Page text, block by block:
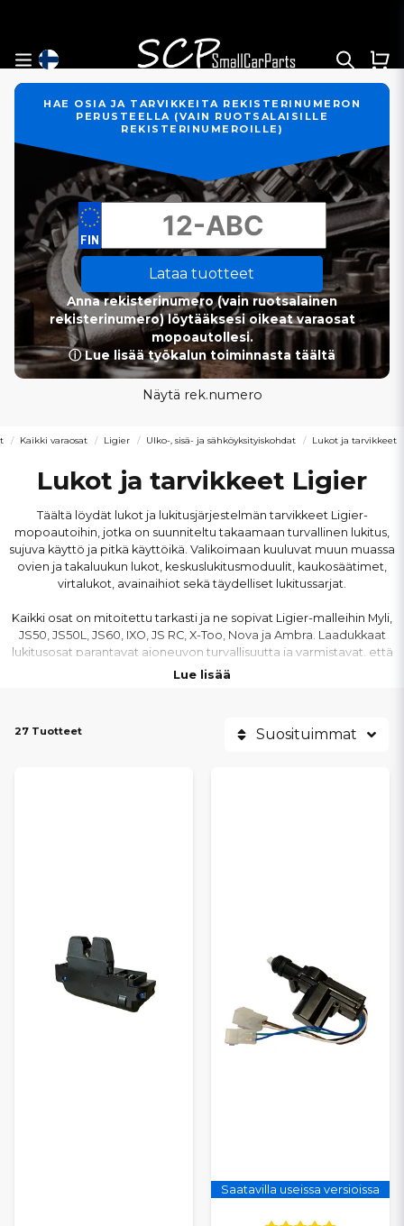
HAE OSIA JA TARVIKKEITA REKISTERINUMERON
PERUSTEELLA (VAIN RUOTSALAISILLE
REKISTERINUMEROILLE)
Lataa tuotteet
Anna rekisterinumero (vain ruotsalainen
rekisterinumero) löytääksesi oikeat varaosat
mopoautollesi.
ⓘ Lue lisää työkalun toiminnasta täältä
Näytä rek.numero
Kaikki varaosat Ligier Ulko-, sisä- ja sähköyksityiskohdat Lukot ja tarvikkeet
Lukot ja tarvikkeet Ligier
Täältä löydät lukot ja lukitusjärjestelmän tarvikkeet Ligier-
mopoautoihin, jotka on suunniteltu takaamaan turvallinen lukitus,
sujuva käyttö ja pitkä käyttöikä. Valikoimaan kuuluvat muun muassa
ovien ja takaluukun lukot, keskuslukitusmoduulit, kaukosäätimet,
virtalukot, avainaihiot sekä täydelliset lukitussarjat.
Kaikki osat on mitoitettu tarkasti ja ne sopivat Ligier-malleihin Myli,
JS50, JS50L, JS60, IXO, JS RC, X-Too, Nova ja Ambra. Laadukkaat
lukitusosat parantavat ajoneuvon turvallisuutta ja varmistavat, että
ovet ja luukut toimivat luotettavasti päivittäisessä käytössä.
tarvikkeet Ligier-mopoautoon – nopeasti toimitettuna ja
Lue lisää
27 Tuotteet Suosituimmat
Saatavilla useissa versioissa